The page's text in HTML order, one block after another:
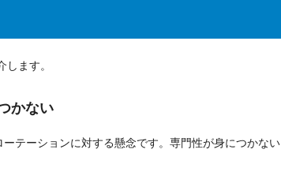
ます。
かない
テーションに対する懸念です。専門性が身につかない